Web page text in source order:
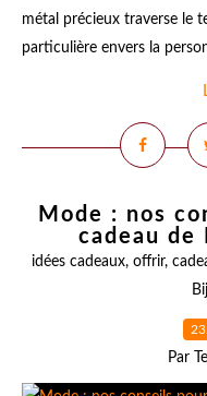
métal précieux traverse le
particulière envers la
Mode : nos
cadeau de
idées cadeaux, offrir,
Par